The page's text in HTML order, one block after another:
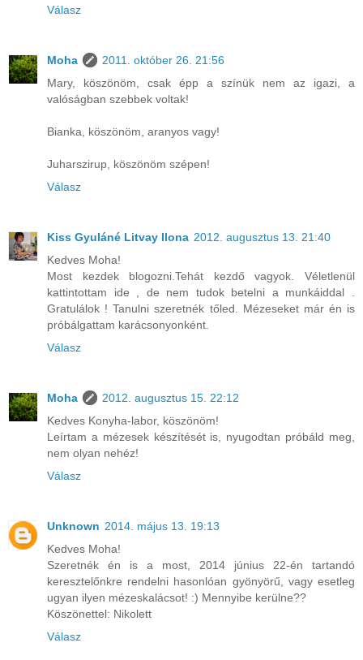
Válasz
Moha
2011. október 26. 21:56
Mary, köszönöm, csak épp a színük nem az igazi, a
valóságban szebbek voltak!
Bianka, köszönöm, aranyos vagy!
Juharszirup, köszönöm szépen!
Válasz
Kiss Gyuláné Litvay Ilona 2012. augusztus 13. 21:40
Kedves Moha!
Most kezdek blogozni.Tehát kezdő vagyok. Véletlenül
kattintottam ide , de nem tudok betelni a munkáiddal .
Gratulálok ! Tanulni szeretnék tőled. Mézeseket már én is
próbálgattam karácsonyonként.
Válasz
Moha
2012. augusztus 15. 22:12
Kedves Konyha-labor, köszönöm!
Leírtam a mézesek készítését is, nyugodtan próbáld meg,
nem olyan nehéz!
Válasz
Unknown 2014. május 13. 19:13
Kedves Moha!
Szeretnék én is a most, 2014 június 22-én tartandó
keresztelőnkre rendelni hasonlóan gyönyörű, vagy esetleg
ugyan ilyen mézeskalácsot! :) Mennyibe kerülne??
Köszönettel: Nikolett
Válasz